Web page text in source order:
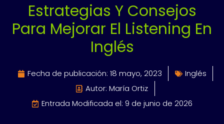
Estrategias Y Consejos
Para Mejorar El Listening En
Inglés
Fecha de publicación: 18 mayo, 2023
Inglés
Autor: María Ortiz
Entrada Modificada el: 9 de junio de 2026